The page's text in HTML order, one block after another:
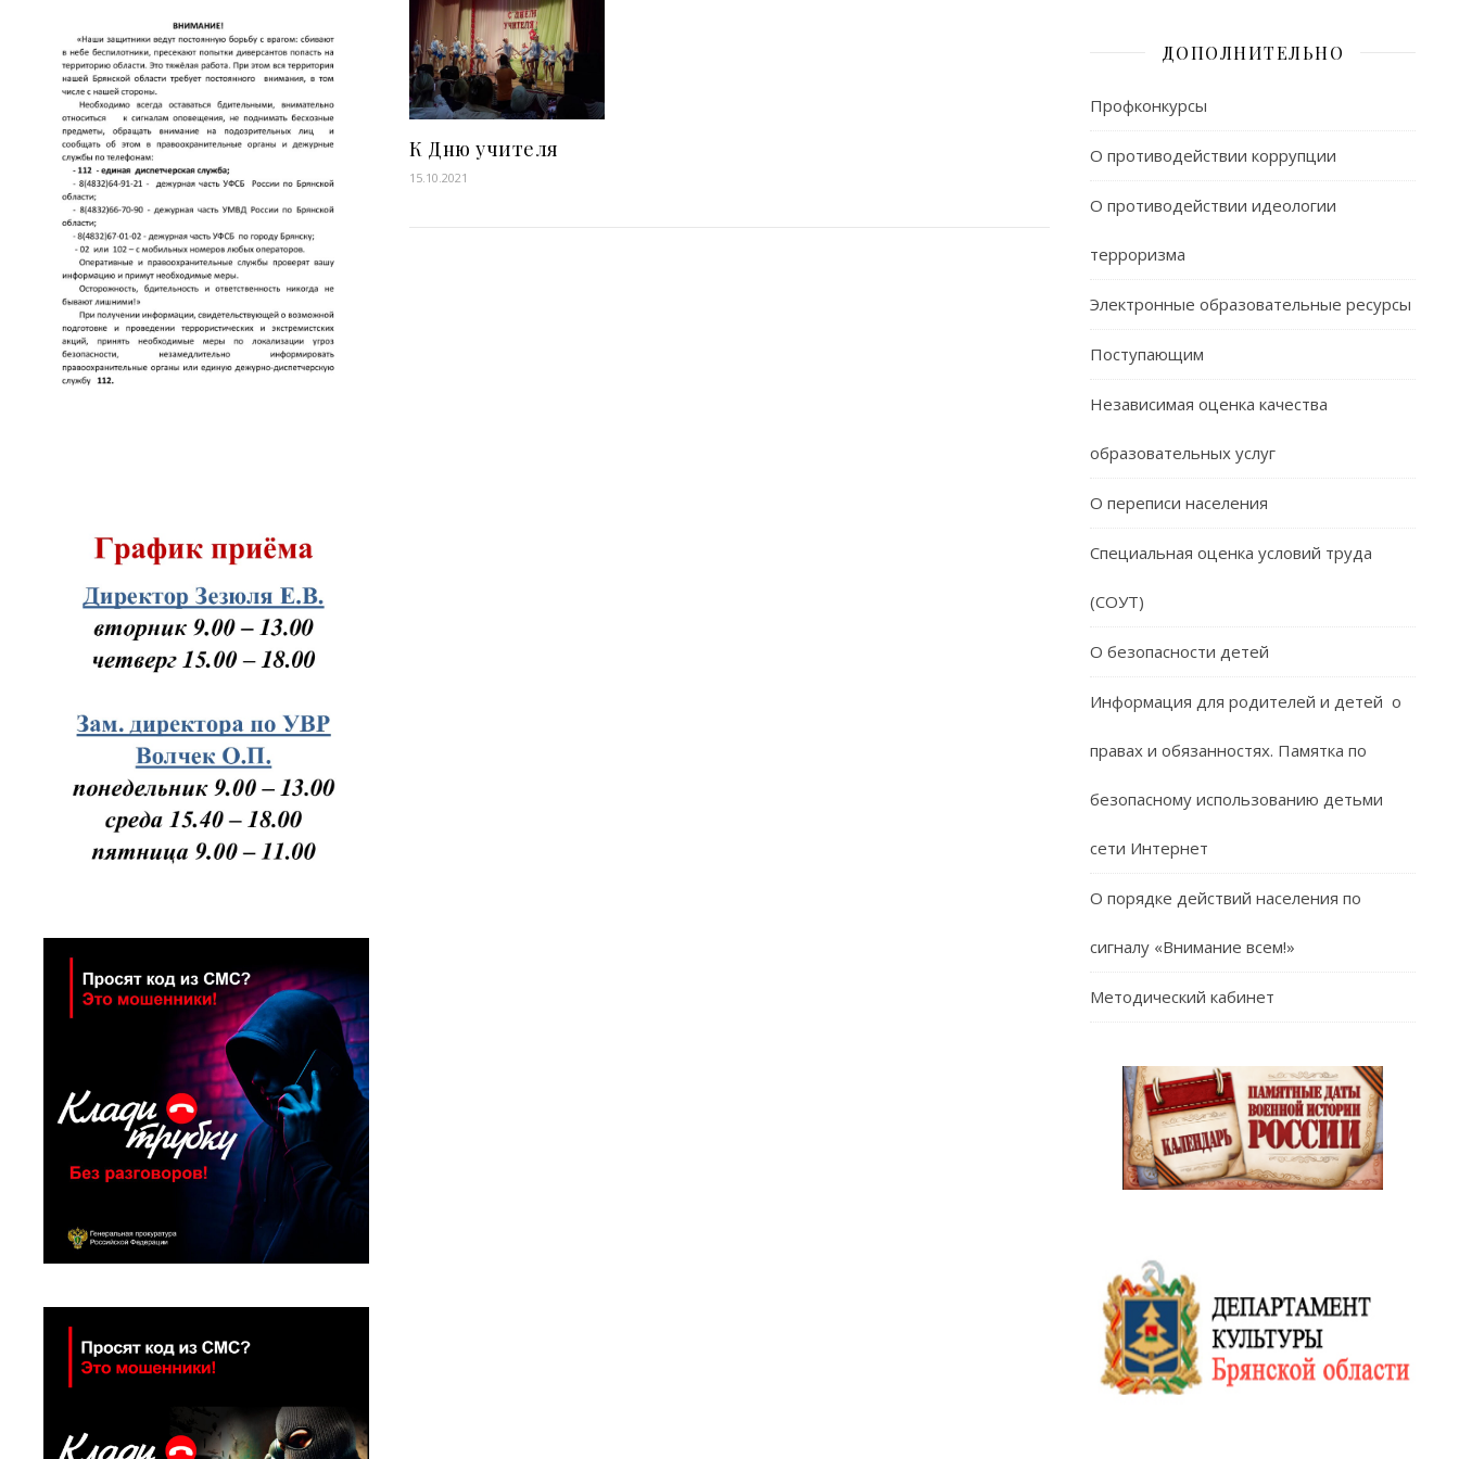
К Дню учителя
15.10.2021
ДОПОЛНИТЕЛЬНО
Профконкурсы
О противодействии коррупции
О противодействии идеологии
терроризма
Электронные образовательные ресурсы
Поступающим
Независимая оценка качества
образовательных услуг
О переписи населения
Специальная оценка условий труда
(СОУТ)
О безопасности детей
Информация для родителей и детей о
правах и обязанностях. Памятка по
безопасному использованию детьми
сети Интернет
О порядке действий населения по
сигналу «Внимание всем!»
Методический кабинет